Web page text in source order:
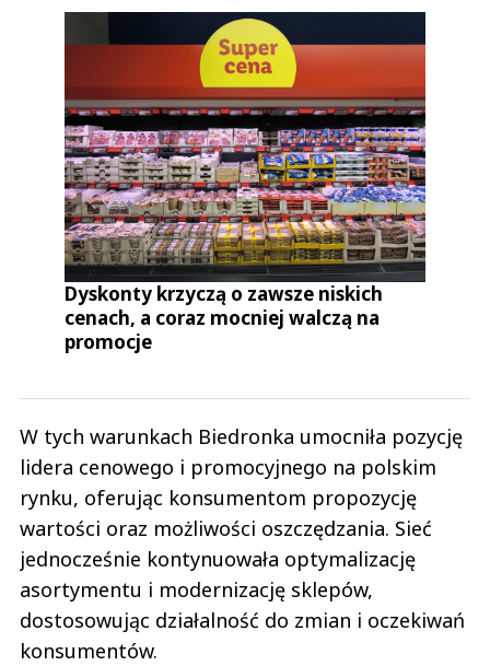
Dyskonty krzyczą o zawsze niskich
cenach, a coraz mocniej walczą na
promocje
W tych warunkach Biedronka umocniła pozycję
lidera cenowego i promocyjnego na polskim
rynku, oferując konsumentom propozycję
wartości oraz możliwości oszczędzania. Sieć
jednocześnie kontynuowała optymalizację
asortymentu i modernizację sklepów,
dostosowując działalność do zmian i oczekiwań
konsumentów.